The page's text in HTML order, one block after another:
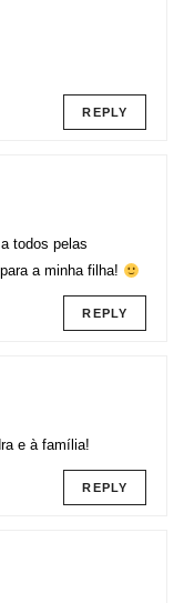
REPLY
todos pelas
a minha filha!
REPLY
e à família!
REPLY